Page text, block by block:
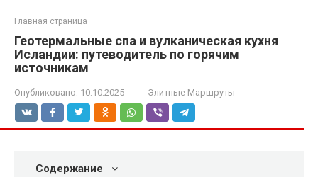
Главная страница
Геотермальные спа и вулканическая кухня
Исландии: путеводитель по горячим
источникам
Опубликовано: 10.10.2025 Элитные Маршруты
Содержание